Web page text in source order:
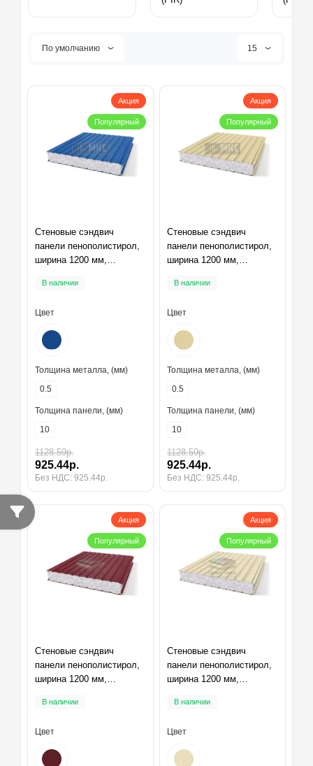
По умолчанию 15
Акция
Популярный
Стеновые сэндвич
панели пенополистирол,
ширина 1200 мм,
В наличии
Цвет
Толщина металла, (мм)
0.5
Толщина панели, (мм)
10
1128.59р.
925.44р.
Без НДС: 925.44р.
Акция
Популярный
Стеновые сэндвич
панели пенополистирол,
ширина 1200 мм,
В наличии
Цвет
Толщина металла, (мм)
0.5
Толщина панели, (мм)
10
1128.59р.
925.44р.
Без НДС: 925.44р.
Акция
Популярный
Стеновые сэндвич
панели пенополистирол,
ширина 1200 мм,
В наличии
Цвет
Акция
Популярный
Стеновые сэндвич
панели пенополистирол,
ширина 1200 мм,
В наличии
Цвет